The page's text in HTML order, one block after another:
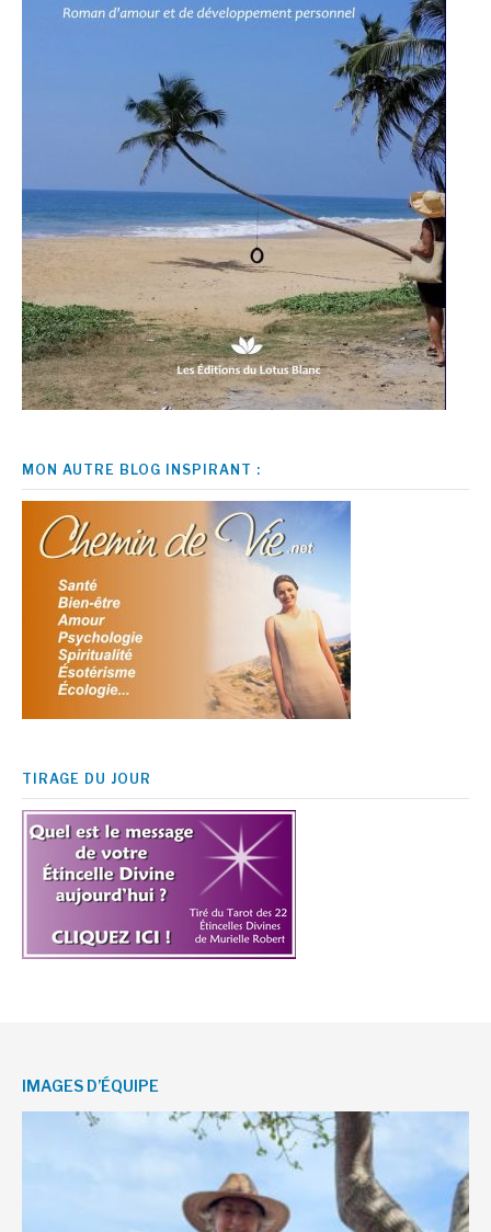
MON AUTRE BLOG INSPIRANT :
TIRAGE DU JOUR
IMAGES D’ÉQUIPE